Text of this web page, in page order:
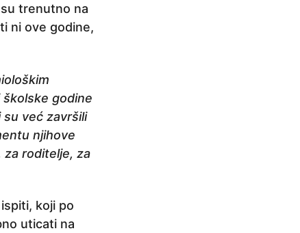
trenutno na
ni ove godine,
godine
su već završili
njihove
roditelje, za
koji po
uticati na